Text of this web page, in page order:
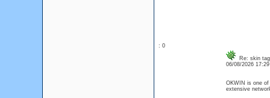
: 0
Re: skin
06/08/2026
OKWIN is one of
extensive